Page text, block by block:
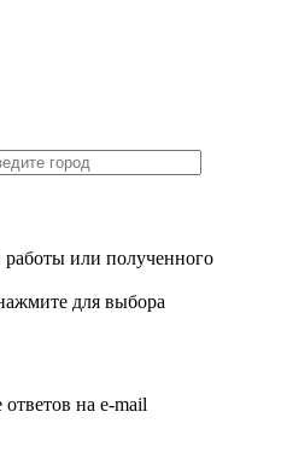
работы или полученного
для выбора
на e-mail